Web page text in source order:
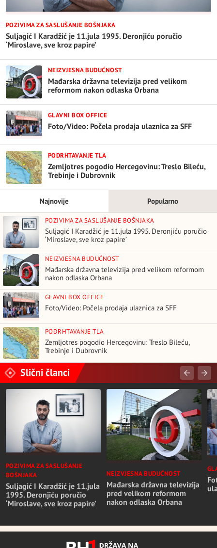
POZIVIMA ZA SASLUŠANJE BOŠNJAKA
Suljagić I Karadžić je 11.jula 1995. Deronjiću poručio
‘Miroslave, sve kroz papire’
NEIZVJESNA BUDUĆNOST
Mađarska državna televizija pred velikom
reformom nakon odlaska Orbana
GLAVNI BOX OFFICE
Foto/Video: Počela prodaja ulaznica za SFF
PODRHTAVANJE TLA
Zemljotres pogodio Hercegovinu: Treslo Bileću,
Trebinje i Dubrovnik
Najnovije Popularno
POZIVIMA ZA SASLUŠANJE BOŠNJAKA
Suljagić I Karadžić je 11.jula 1995. Deronjiću poručio
‘Miroslave, sve kroz papire’
NEIZVJESNA BUDUĆNOST
Mađarska državna televizija pred velikom reformom
nakon odlaska Orbana
GLAVNI BOX OFFICE
Foto/Video: Počela prodaja ulaznica za SFF
PODRHTAVANJE TLA
Zemljotres pogodio Hercegovinu: Treslo Bileću,
Trebinje i Dubrovnik
Slični članci
POZIVIMA ZA SASLUŠANJE
BOŠNJAKA
Suljagić I Karadžić je 11.jula
1995. Deronjiću poručio
‘Miroslave, sve kroz papire’
NEIZVJESNA BUDUĆNOST
Mađarska državna televizija
pred velikom reformom
nakon odlaska Orbana